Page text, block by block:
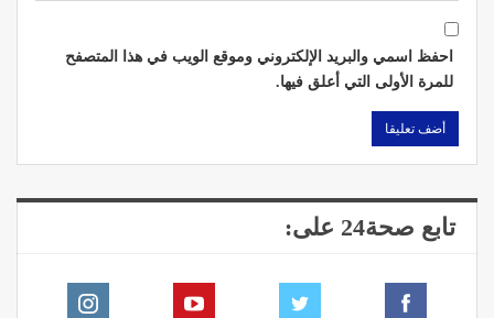
احفظ اسمي والبريد الإلكتروني وموقع الويب في هذا المتصفح
للمرة الأولى التي أعلق فيها.
تابع صحة24 على: